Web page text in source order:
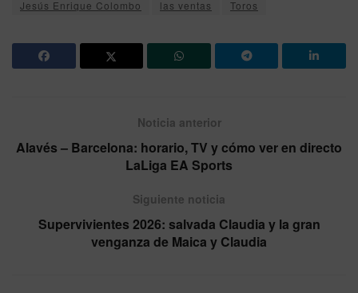
Jesús Enrique Colombo las ventas Toros
Noticia anterior
Alavés – Barcelona: horario, TV y cómo ver en directo
LaLiga EA Sports
Siguiente noticia
Supervivientes 2026: salvada Claudia y la gran
venganza de Maica y Claudia